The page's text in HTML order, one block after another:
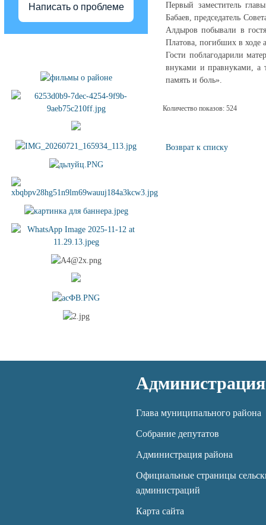
Написать о проблеме
Первый заместитель
Бабаев, председатель
Алдыров побывали в
Платова, погибших в ходе
Гости поблагодарили
внуками и правнуками, а
память и боль».
Количество показов: 524
Возврат к списку
Администрация
Глава муниципального района
Собрание депутатов
Администрация района
Официальные страницы
администраций
Карта сайта